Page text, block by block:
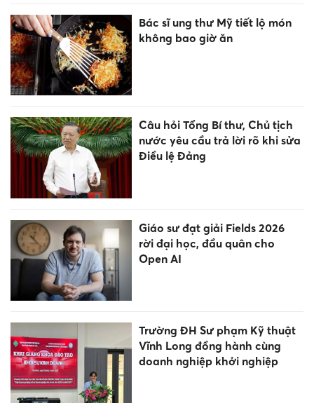
Bác sĩ ung thư Mỹ tiết lộ món
không bao giờ ăn
Câu hỏi Tổng Bí thư, Chủ tịch
nước yêu cầu trả lời rõ khi sửa
Điều lệ Đảng
Giáo sư đạt giải Fields 2026
rời đại học, đầu quân cho
Open AI
Trường ĐH Sư phạm Kỹ thuật
Vĩnh Long đồng hành cùng
doanh nghiệp khởi nghiệp